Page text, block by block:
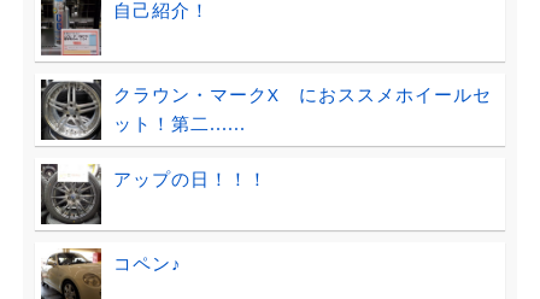
自己紹介！
クラウン・マークX におススメホイールセ
ット！第二......
アップの日！！！
コペン♪